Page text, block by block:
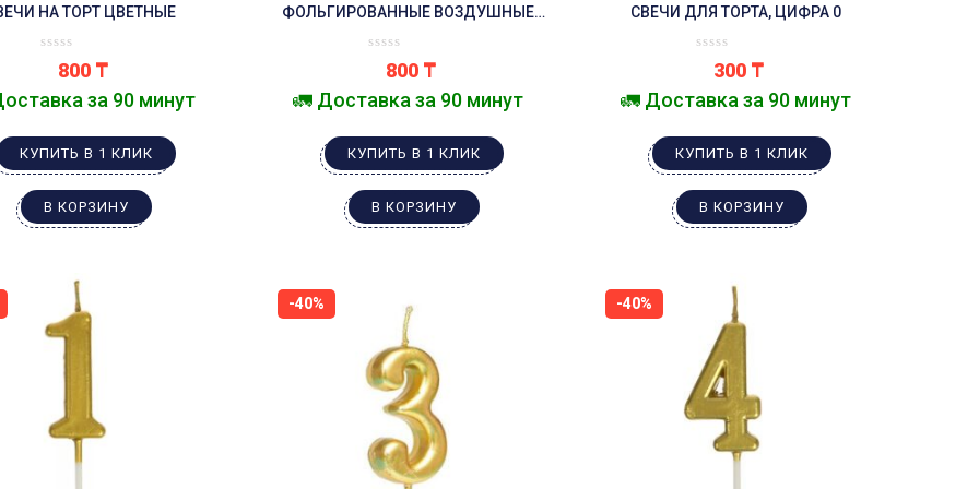
НА ТОРТ ЦВЕТНЫЕ
800 ₸
за 90 минут
КУПИТЬ В 1 КЛИК
В КОРЗИНУ
ФОЛЬГИРОВАННЫЕ ВОЗДУШНЫЕ
800 ₸
🚛 Доставка за 90 минут
КУПИТЬ В 1 КЛИК
В КОРЗИНУ
СВЕЧИ ДЛЯ ТОРТА, ЦИФРА 0
300 ₸
🚛 Доставка за 90 минут
КУПИТЬ В 1 КЛИК
В КОРЗИНУ
-40% -40%